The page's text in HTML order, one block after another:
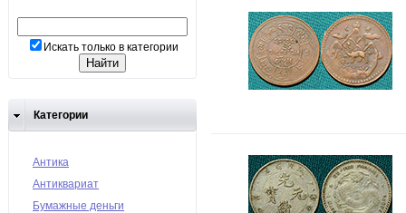
Искать только в категории
Категории
Антика
Антиквариат
Бумажные деньги